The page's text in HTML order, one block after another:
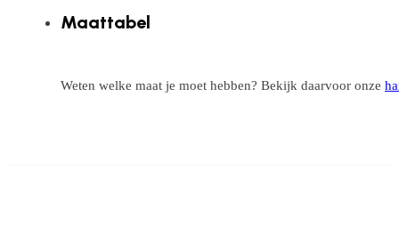
Maattabel
Weten welke maat je moet hebben? Bekijk daarvoor onze